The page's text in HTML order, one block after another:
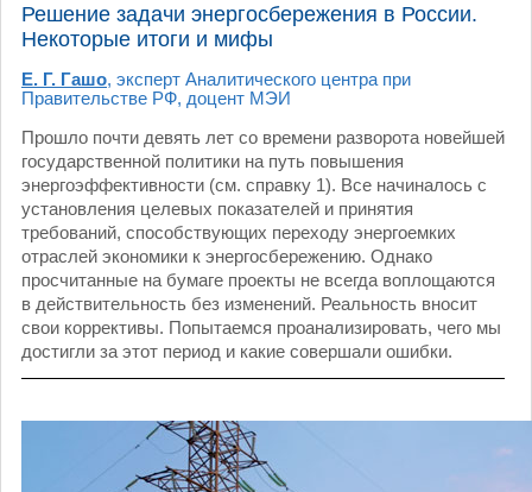
Решение задачи энергосбережения в России.
Некоторые итоги и мифы
Е. Г. Гашо, эксперт Аналитического центра при
Правительстве РФ, доцент МЭИ
Прошло почти девять лет со времени разворота новейшей
государственной политики на путь повышения
энергоэффективности (см. справку 1). Все начиналось с
установления целевых показателей и принятия
требований, способствующих переходу энергоемких
отраслей экономики к энергосбережению. Однако
просчитанные на бумаге проекты не всегда воплощаются
в действительность без изменений. Реальность вносит
свои коррективы. Попытаемся проанализировать, чего мы
достигли за этот период и какие совершали ошибки.